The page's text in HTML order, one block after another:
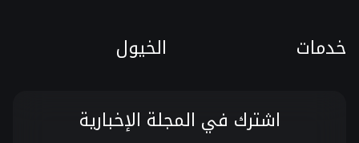
خدمات
الخيول
اشترك في المجلة الإخبارية